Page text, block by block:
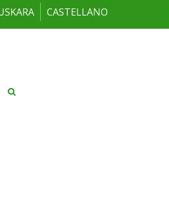
CASTELLANO